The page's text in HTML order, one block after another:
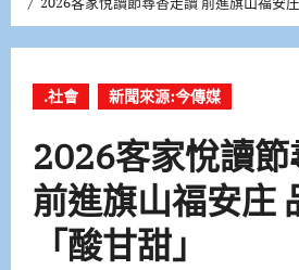
.社會 新聞來源:今傳媒
2026客家悅讀
前進旗山福安庄
「酸甘甜」